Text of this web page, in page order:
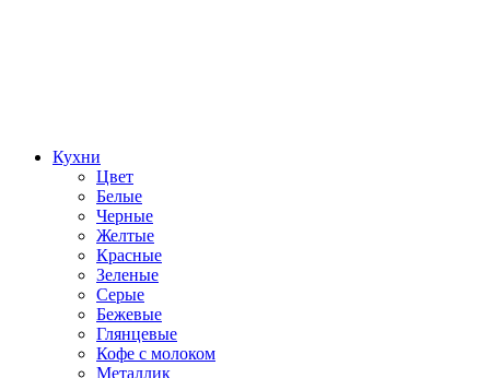
Кухни
Цвет
Белые
Черные
Желтые
Красные
Зеленые
Серые
Бежевые
Глянцевые
Кофе с молоком
Металлик